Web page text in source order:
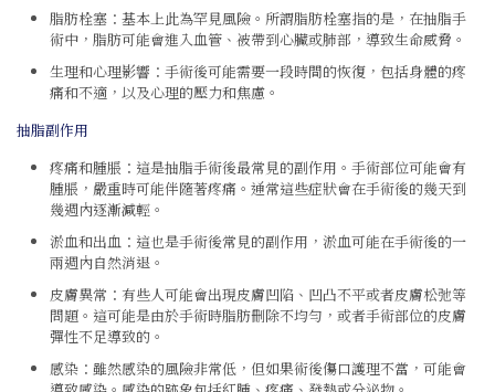
脂肪栓塞：基本上此為罕見風險。所謂脂肪栓塞指的是，在抽脂手
術中，脂肪可能會進入血管、被帶到心臟或肺部，導致生命威脅。
生理和心理影響：手術後可能需要一段時間的恢復，包括身體的疼
痛和不適，以及心理的壓力和焦慮。
抽脂副作用
疼痛和腫脹：這是抽脂手術後最常見的副作用。手術部位可能會有
腫脹，嚴重時可能伴隨著疼痛。通常這些症狀會在手術後的幾天到
幾週內逐漸減輕。
淤血和出血：這也是手術後常見的副作用，淤血可能在手術後的一
兩週內自然消退。
皮膚異常：有些人可能會出現皮膚凹陷、凹凸不平或者皮膚松弛等
問題。這可能是由於手術時脂肪刪除不均勻，或者手術部位的皮膚
彈性不足導致的。
感染：雖然感染的風險非常低，但如果術後傷口護理不當，可能會